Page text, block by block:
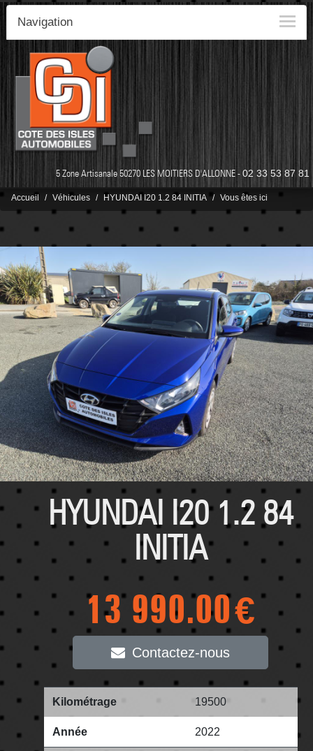
5 Zone Artisanale 50270 LES MOITIERS D'ALLONNE -02 33 53 87 81
Navigation
Accueil Véhicules HYUNDAI I20 1.2 84 INITIA Vous êtes ici
HYUNDAI I20 1.2 84
INITIA
13 990.00€
Contactez-nous
Kilométrage 19500
Année 2022